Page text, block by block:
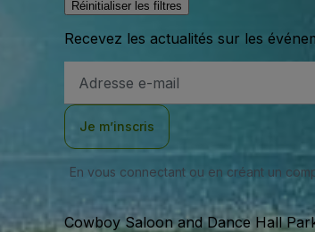
Réinitialiser les filtres
Recevez les actualités sur les
e-
Je m’inscris
En vous connectant ou en créant un
Cowboy Saloon and Dance Hall